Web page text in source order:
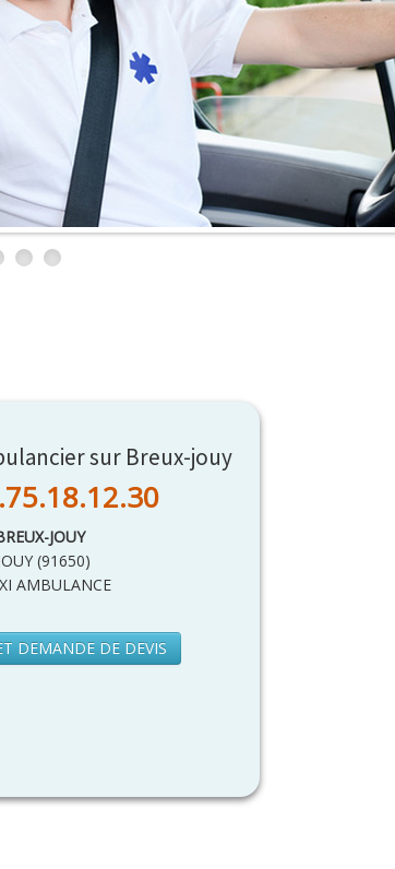
sur Breux-jouy
JOUY
(91650)
AMBULANCE
DEMANDE DE DEVIS